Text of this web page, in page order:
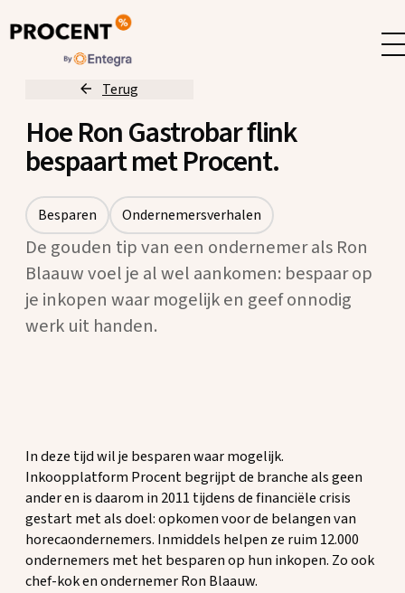
Terug
Hoe Ron Gastrobar flink
bespaart met Procent.
Besparen Ondernemersverhalen
De gouden tip van een ondernemer als Ron
Blaauw voel je al wel aankomen: bespaar op
je inkopen waar mogelijk en geef onnodig
werk uit handen.
In deze tijd wil je besparen waar mogelijk.
Inkoopplatform Procent begrijpt de branche als geen
ander en is daarom in 2011 tijdens de financiële crisis
gestart met als doel: opkomen voor de belangen van
horecaondernemers. Inmiddels helpen ze ruim 12.000
ondernemers met het besparen op hun inkopen. Zo ook
chef-kok en ondernemer Ron Blaauw.